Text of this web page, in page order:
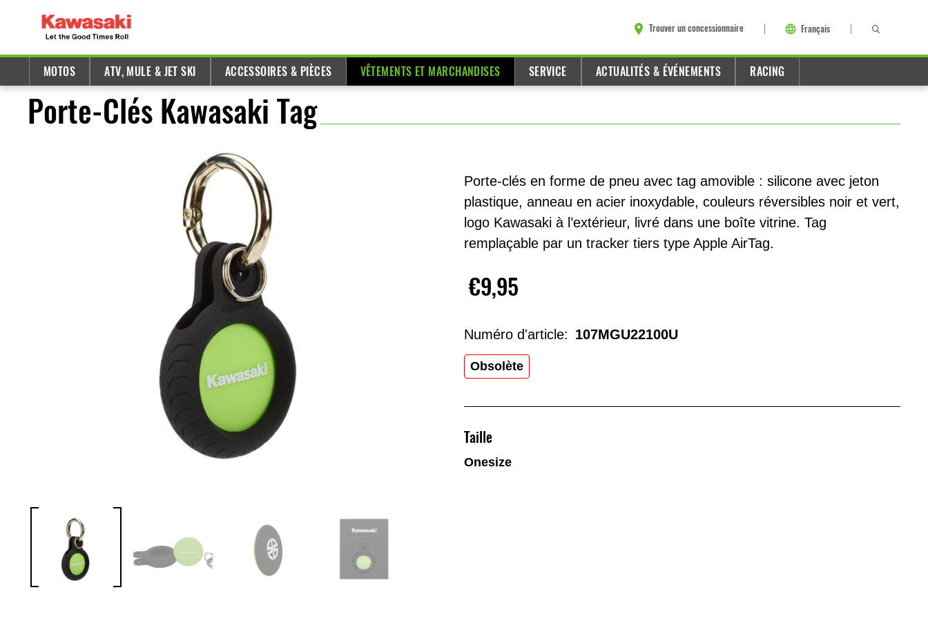
Trouver un concessionnaire Français
MOTOS ATV, MULE & JET SKI ACCESSOIRES & PIÈCES VÊTEMENTS ET MARCHANDISES SERVICE ACTUALITÉS & ÉVÉNEMENTS RACING
Porte-Clés Kawasaki Tag
Porte-clés en forme de pneu avec tag amovible : silicone avec jeton
plastique, anneau en acier inoxydable, couleurs réversibles noir et vert,
logo Kawasaki à l’extérieur, livré dans une boîte vitrine. Tag
remplaçable par un tracker tiers type Apple AirTag.
€9,95
Obsolète
Taille
Onesize
Numéro d'article: 107MGU22100U